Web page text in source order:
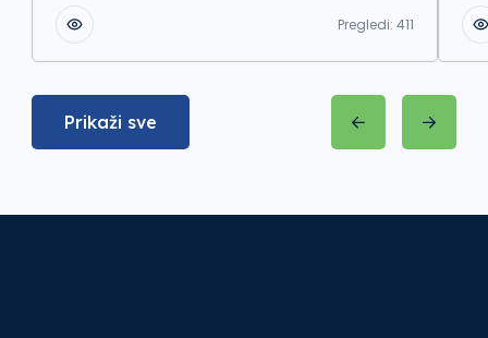
Pregledi:411
Prikaži sve